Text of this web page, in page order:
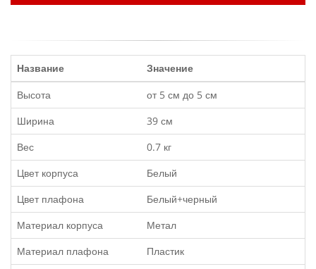
Название
Значение
Высота
от 5 см до 5 см
Ширина
39 см
Вес
0.7 кг
Цвет корпуса
Белый
Цвет плафона
Белый+черный
Материал корпуса
Метал
Материал плафона
Пластик